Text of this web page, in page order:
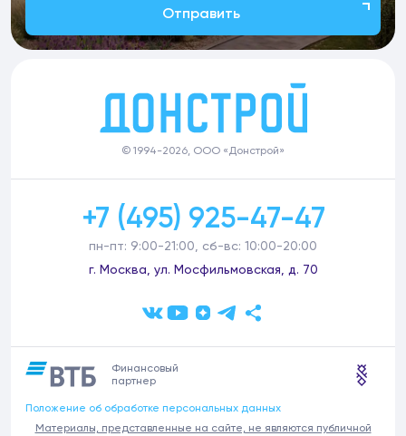
Отправить
© 1994-2026, ООО «Донстрой»
+7 (495) 925-47-47
пн-пт: 9:00-21:00, сб-вс: 10:00-20:00
г. Москва, ул. Мосфильмовская, д. 70
Финансовый
партнер
Положение об обработке персональных данных
Материалы, представленные на сайте, не являются публичной